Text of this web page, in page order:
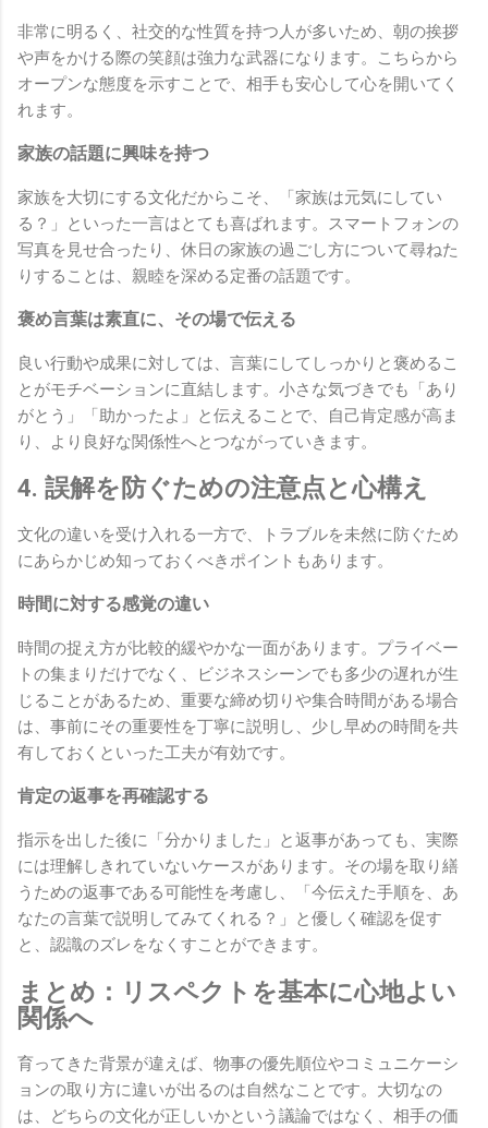
非常に明るく、社交的な性質を持つ人が多いため、朝の挨拶
や声をかける際の笑顔は強力な武器になります。こちらから
オープンな態度を示すことで、相手も安心して心を開いてく
れます。
家族の話題に興味を持つ
家族を大切にする文化だからこそ、「家族は元気にしてい
る？」といった一言はとても喜ばれます。スマートフォンの
写真を見せ合ったり、休日の家族の過ごし方について尋ねた
りすることは、親睦を深める定番の話題です。
褒め言葉は素直に、その場で伝える
良い行動や成果に対しては、言葉にしてしっかりと褒めるこ
とがモチベーションに直結します。小さな気づきでも「あり
がとう」「助かったよ」と伝えることで、自己肯定感が高ま
り、より良好な関係性へとつながっていきます。
4. 誤解を防ぐための注意点と心構え
文化の違いを受け入れる一方で、トラブルを未然に防ぐため
にあらかじめ知っておくべきポイントもあります。
時間に対する感覚の違い
時間の捉え方が比較的緩やかな一面があります。プライベー
トの集まりだけでなく、ビジネスシーンでも多少の遅れが生
じることがあるため、重要な締め切りや集合時間がある場合
は、事前にその重要性を丁寧に説明し、少し早めの時間を共
有しておくといった工夫が有効です。
肯定の返事を再確認する
指示を出した後に「分かりました」と返事があっても、実際
には理解しきれていないケースがあります。その場を取り繕
うための返事である可能性を考慮し、「今伝えた手順を、あ
なたの言葉で説明してみてくれる？」と優しく確認を促す
と、認識のズレをなくすことができます。
まとめ：リスペクトを基本に心地よい
関係へ
育ってきた背景が違えば、物事の優先順位やコミュニケーシ
ョンの取り方に違いが出るのは自然なことです。大切なの
は、どちらの文化が正しいかという議論ではなく、相手の価